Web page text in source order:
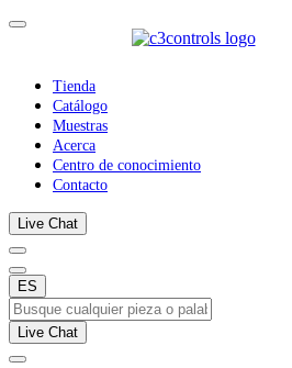
Tienda
Catálogo
Muestras
Acerca
Centro de conocimiento
Contacto
Live Chat
ES
Live Chat